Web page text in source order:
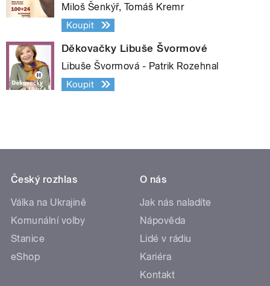
Miloš Šenkýř, Tomáš Kremr
Koupit
Děkovačky Libuše Švormové
Libuše Švormová - Patrik Rozehnal
Koupit
Český rozhlas
Válka na Ukrajině
Komunální volby
Stanice
eShop
O nás
Jak nás naladíte
Nápověda
Lidé v rádiu
Kariéra
Kontakt